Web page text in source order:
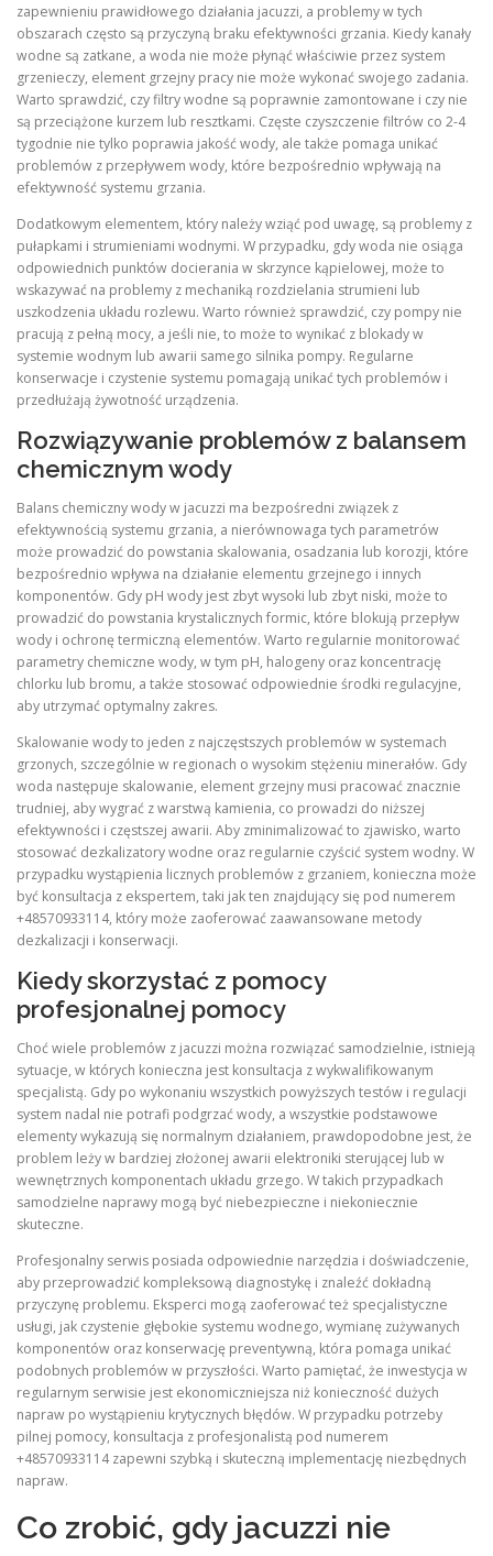
zapewnieniu prawidłowego działania jacuzzi, a problemy w tych
obszarach często są przyczyną braku efektywności grzania. Kiedy kanały
wodne są zatkane, a woda nie może płynąć właściwie przez system
grzenieczy, element grzejny pracy nie może wykonać swojego zadania.
Warto sprawdzić, czy filtry wodne są poprawnie zamontowane i czy nie
są przeciążone kurzem lub resztkami. Częste czyszczenie filtrów co 2-4
tygodnie nie tylko poprawia jakość wody, ale także pomaga unikać
problemów z przepływem wody, które bezpośrednio wpływają na
efektywność systemu grzania.
Dodatkowym elementem, który należy wziąć pod uwagę, są problemy z
pułapkami i strumieniami wodnymi. W przypadku, gdy woda nie osiąga
odpowiednich punktów docierania w skrzynce kąpielowej, może to
wskazywać na problemy z mechaniką rozdzielania strumieni lub
uszkodzenia układu rozlewu. Warto również sprawdzić, czy pompy nie
pracują z pełną mocy, a jeśli nie, to może to wynikać z blokady w
systemie wodnym lub awarii samego silnika pompy. Regularne
konserwacje i czystenie systemu pomagają unikać tych problemów i
przedłużają żywotność urządzenia.
Rozwiązywanie problemów z balansem
chemicznym wody
Balans chemiczny wody w jacuzzi ma bezpośredni związek z
efektywnością systemu grzania, a nierównowaga tych parametrów
może prowadzić do powstania skalowania, osadzania lub korozji, które
bezpośrednio wpływa na działanie elementu grzejnego i innych
komponentów. Gdy pH wody jest zbyt wysoki lub zbyt niski, może to
prowadzić do powstania krystalicznych formic, które blokują przepływ
wody i ochronę termiczną elementów. Warto regularnie monitorować
parametry chemiczne wody, w tym pH, halogeny oraz koncentrację
chlorku lub bromu, a także stosować odpowiednie środki regulacyjne,
aby utrzymać optymalny zakres.
Skalowanie wody to jeden z najczęstszych problemów w systemach
grzonych, szczególnie w regionach o wysokim stężeniu minerałów. Gdy
woda następuje skalowanie, element grzejny musi pracować znacznie
trudniej, aby wygrać z warstwą kamienia, co prowadzi do niższej
efektywności i częstszej awarii. Aby zminimalizować to zjawisko, warto
stosować dezkalizatory wodne oraz regularnie czyścić system wodny. W
przypadku wystąpienia licznych problemów z grzaniem, konieczna może
być konsultacja z ekspertem, taki jak ten znajdujący się pod numerem
+48570933114, który może zaoferować zaawansowane metody
dezkalizacji i konserwacji.
Kiedy skorzystać z pomocy
profesjonalnej pomocy
Choć wiele problemów z jacuzzi można rozwiązać samodzielnie, istnieją
sytuacje, w których konieczna jest konsultacja z wykwalifikowanym
specjalistą. Gdy po wykonaniu wszystkich powyższych testów i regulacji
system nadal nie potrafi podgrzać wody, a wszystkie podstawowe
elementy wykazują się normalnym działaniem, prawdopodobne jest, że
problem leży w bardziej złożonej awarii elektroniki sterującej lub w
wewnętrznych komponentach układu grzego. W takich przypadkach
samodzielne naprawy mogą być niebezpieczne i niekoniecznie
skuteczne.
Profesjonalny serwis posiada odpowiednie narzędzia i doświadczenie,
aby przeprowadzić kompleksową diagnostykę i znaleźć dokładną
przyczynę problemu. Eksperci mogą zaoferować też specjalistyczne
usługi, jak czystenie głębokie systemu wodnego, wymianę zużywanych
komponentów oraz konserwację preventywną, która pomaga unikać
podobnych problemów w przyszłości. Warto pamiętać, że inwestycja w
regularnym serwisie jest ekonomiczniejsza niż konieczność dużych
napraw po wystąpieniu krytycznych błędów. W przypadku potrzeby
pilnej pomocy, konsultacja z profesjonalistą pod numerem
+48570933114 zapewni szybką i skuteczną implementację niezbędnych
napraw.
Co zrobić, gdy jacuzzi nie